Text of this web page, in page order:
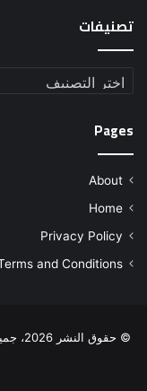
تصنيفات
تصنيفات
Pages
About
Home
Privacy Policy
and Conditions
© حقوق النشر 2026، جميع الحقوق محفوظة |